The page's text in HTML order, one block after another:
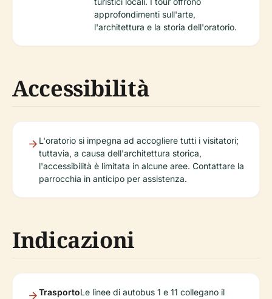
approfondimenti sull'arte,
l'architettura e la storia dell'oratorio.
Accessibilità
L'oratorio si impegna ad accogliere tutti i visitatori;
tuttavia, a causa dell'architettura storica,
l'accessibilità è limitata in alcune aree. Contattare la
parrocchia in anticipo per assistenza.
Indicazioni
TrasportoLe linee di autobus 1 e 11 collegano il